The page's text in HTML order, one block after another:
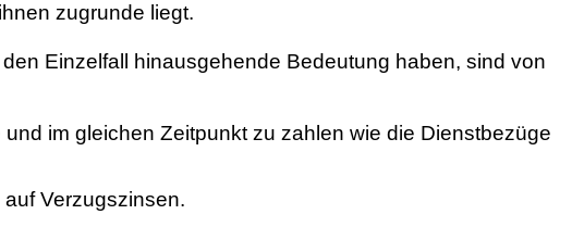
zugrunde liegt.
Einzelfall hinausgehende Bedeutung haben, sind von
im gleichen Zeitpunkt zu zahlen wie die Dienstbezüge
Verzugszinsen.